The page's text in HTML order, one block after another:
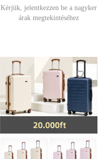
Kérjük, jelentkezzen be a nagyker
árak megtekintéséhez